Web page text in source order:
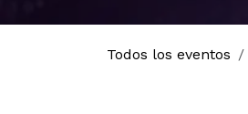
Todos los eventos